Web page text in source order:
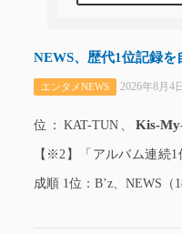
NEWS、歴代1位記録を
エンタメNEWS 2026年8月4
位：KAT-TUN、 Kis-
【※2】「アルバム連続
成順 1位：B’z、NEWS